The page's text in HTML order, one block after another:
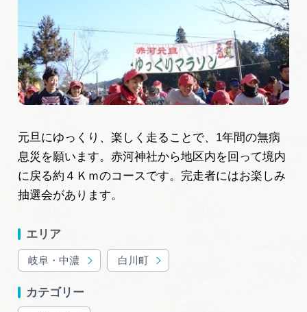
買い物・お土産
体験予約サイト「ＶＩＳＩＴ岐阜県」
岐阜県まるごと観光エリアガイド
岐阜県観光データベース
旅行会社・観光事業者の皆様へ
元旦にゆっくり、楽しく走ることで、1年間の無病
息災を願います。赤河神社から地区内を回って境内
に戻る約４Ｋｍのコースです。完走者にはお楽しみ
抽選会があります。
エリア
岐阜・中濃 白川町
カテゴリー